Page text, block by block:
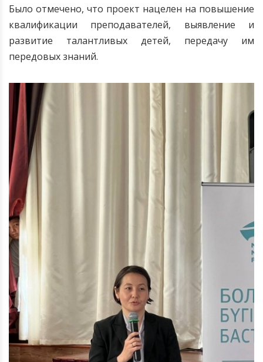
Было отмечено, что проект нацелен на повышение
квалификации преподавателей, выявление и
развитие талантливых детей, передачу им
передовых знаний.